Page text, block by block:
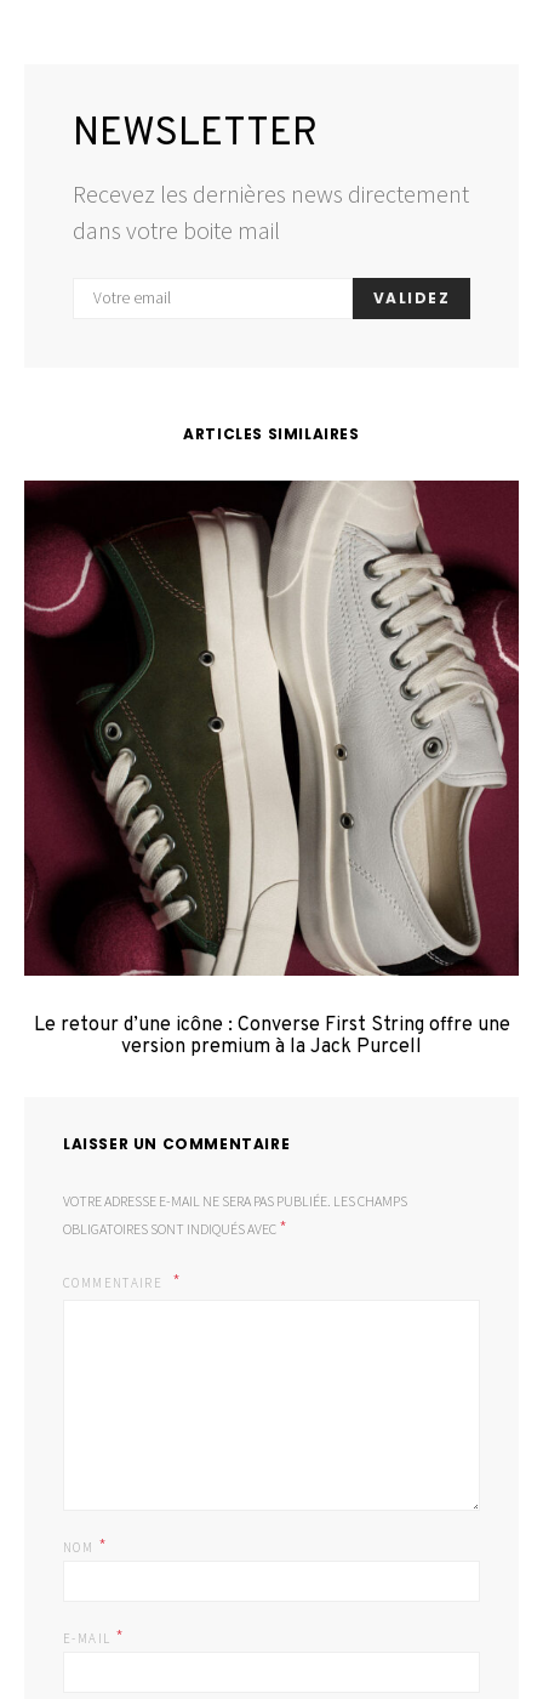
NEWSLETTER
Recevez les dernières news directement
dans votre boite mail
VALIDEZ
ARTICLES SIMILAIRES
Le retour d’une icône : Converse First String offre une
version premium à la Jack Purcell
LAISSER UN COMMENTAIRE
VOTRE ADRESSE E-MAIL NE SERA PAS PUBLIÉE. LES CHAMPS
OBLIGATOIRES SONT INDIQUÉS AVEC *
COMMENTAIRE
NOM *
E-MAIL *